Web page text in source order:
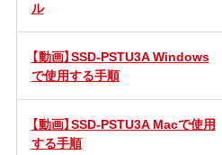
ル
【動画】SSD-PSTU3A Windows
で使用する手順
【動画】SSD-PSTU3A Macで使用
する手順